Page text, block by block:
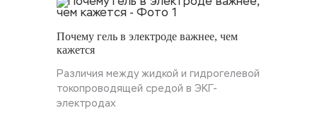
Почему гель в электроде важнее, чем
кажется
Различия между жидкой и гидрогелевой
токопроводящей средой в ЭКГ-
электродах